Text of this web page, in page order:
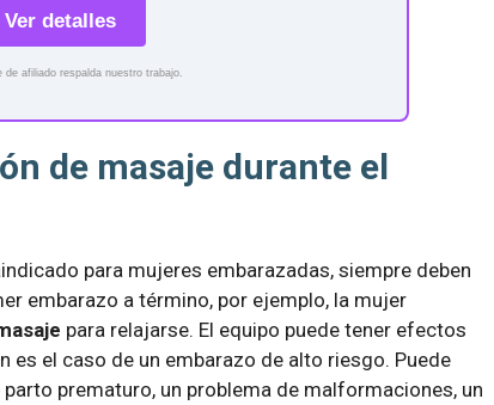
Ver detalles
de afiliado respalda nuestro trabajo.
de masaje durante el
para mujeres embarazadas, siempre deben
embarazo a término, por ejemplo, la mujer
para relajarse. El equipo puede tener efectos
es el caso de un embarazo de alto riesgo. Puede
prematuro, un problema de malformaciones, un